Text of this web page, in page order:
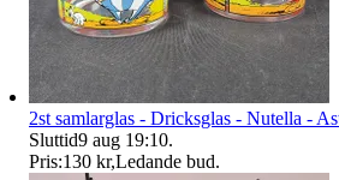
2st samlarglas - Dricksglas - Nutella -
Sluttid9 aug 19:10.
Pris:130 kr,Ledande bud.